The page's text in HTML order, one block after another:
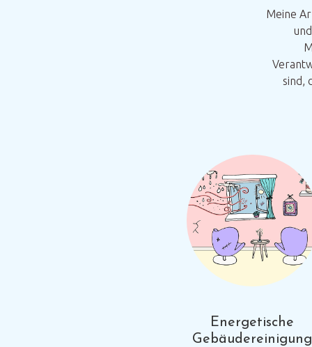
Meine
sind,
Energetische
Gebäudereinigung